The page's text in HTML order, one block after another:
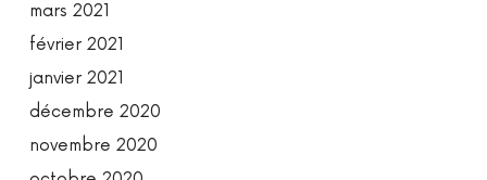
mars 2021
février 2021
janvier 2021
décembre 2020
novembre 2020